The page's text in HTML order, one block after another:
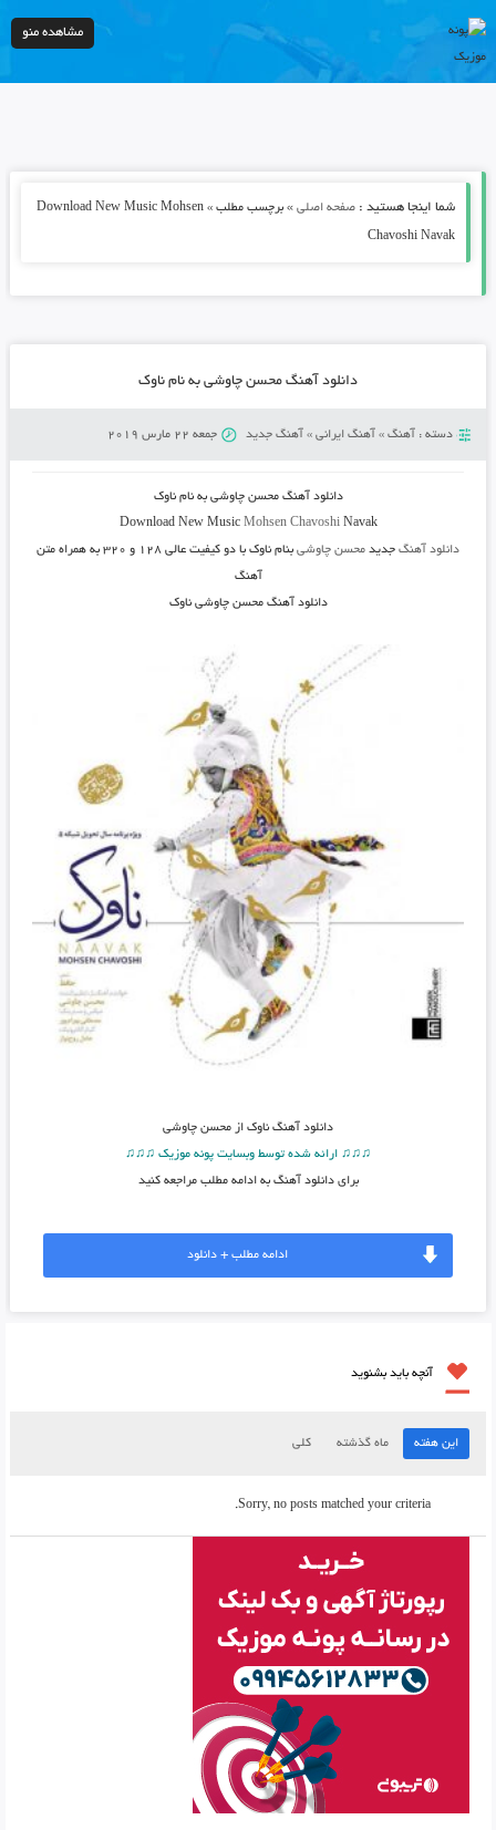
مشاهده منو
شما اینجا هستید : صفحه اصلی» برچسب مطلب » Download New Music Mohsen
Chavoshi Navak
دانلود آهنگ محسن چاوشی به نام ناوک
دسته : آهنگ» آهنگ ایرانی» آهنگ جدید جمعه 22 مارس 2019
دانلود آهنگمحسن چاوشی به نام ناوک
Download New Music Mohsen ChavoshiNavak
دانلود آهنگجدید محسن چاوشیبنام ناوک
با دو کیفیت عالی ۱۲۸ و ۳۲۰ به همراه متن
آهنگ
دانلود آهنگ محسن چاوشی ناوک
دانلود آهنگناوک از محسن چاوشی
♫♫♫ ارائه شده توسط وبسایت پونه موزیک ♫♫♫
برای دانلود آهنگ به ادامه مطلب مراجعه کنید
ادامه مطلب + دانلود
آنچه باید بشنوید
این هفته ماه گذشته کلی
Sorry, no posts matched your criteria.